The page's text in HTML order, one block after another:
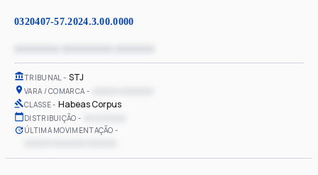
0320407-57.2024.3.00.0000
TRIBUNAL STJ
VARA / COMARCA
CLASSE Habeas Corpus
DISTRIBUIÇÃO
ÚLTIMA MOVIMENTAÇÃO